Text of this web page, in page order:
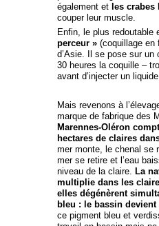
également et les crabes
couper leur muscle.
Enfin, le plus redoutable
perceur »(coquillage en
d’Asie. Il se pose sur un
30 heures la coquille –
avant d’injecter un
Mais revenons à
marque de fabrique des
Marennes-Oléron
hectares de claires
mer monte, le chenal se
mer se retire et l’eau
niveau de la claire. La
multiplie dans les
elles dégénèrent
bleu : le bassin
ce pigment bleu et